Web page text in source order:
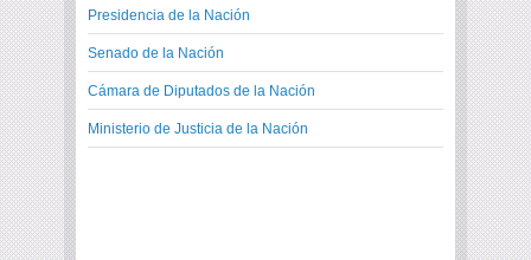
Presidencia de la Nación
Senado de la Nación
Cámara de Diputados de la Nación
Ministerio de Justicia de la Nación